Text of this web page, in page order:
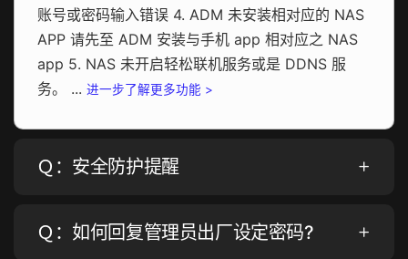
账号或密码输入错误 4. ADM 未安装相对应的 NAS
APP 请先至 ADM 安装与手机 app 相对应之 NAS
app 5. NAS 未开启轻松联机服务或是 DDNS 服
务。 ... 进一步了解更多功能 >
Ｑ：安全防护提醒
Ｑ：如何回复管理员出厂设定密码?